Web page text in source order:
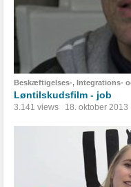
Beskæftigelses-, Integrations-
Løntilskudsfilm - job
3.141 views 18. oktober 2013